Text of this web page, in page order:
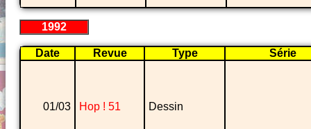
1992
Date Revue Type Série
01/03 Hop ! 51 Dessin